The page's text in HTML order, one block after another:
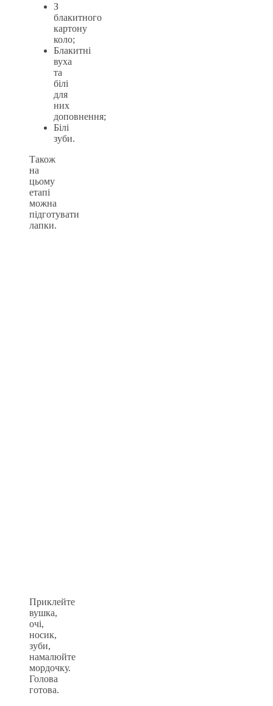
З
блакитного
картону
коло;
Блакитні
вуха
та
білі
для
них
доповнення;
Білі
зуби.
Також
на
цьому
етапі
можна
підготувати
лапки.
Приклейте
вушка,
очі,
носик,
зуби,
намалюйте
мордочку.
Голова
готова.